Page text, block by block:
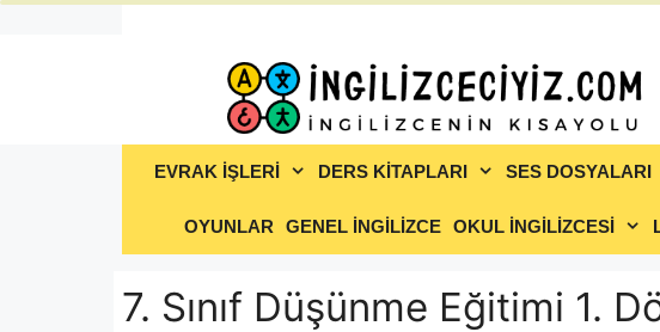
EVRAK İŞLERİ DERS KİTAPLARI SES DOSYALARI
OYUNLAR GENEL İNGİLİZCE OKUL İNGİLİZCESİ
7. Sınıf Düşünme Eğitimi 1.